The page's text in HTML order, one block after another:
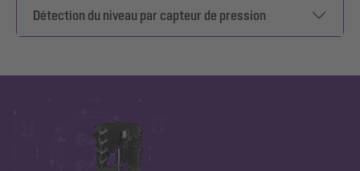
Détection du niveau par capteur de pression